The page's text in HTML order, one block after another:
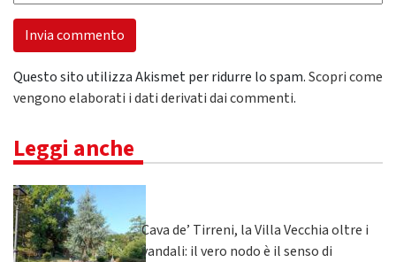
Questo sito utilizza Akismet per ridurre lo spam.Scopri come
vengono elaborati i dati derivati dai commenti.
Leggi anche
Cava de’ Tirreni, la Villa Vecchia oltre i
vandali: il vero nodo è il senso di